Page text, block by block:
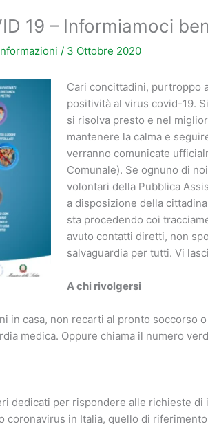
19 – Informiamoci
/ 3 Ottobre 2020
Cari concittadini, purtroppo
positività al virus covid-19.
si risolva presto e nel
mantenere la calma e
verranno comunicate
Comunale). Se ognuno di
volontari della Pubblica
a disposizione della
sta procedendo coi
avuto contatti diretti, non
salvaguardia per tutti. Vi
A chi rivolgersi
in casa, non recarti al pronto soccorso
medica. Oppure chiama il numero
dedicati per rispondere alle richieste
coronavirus in Italia, quello di